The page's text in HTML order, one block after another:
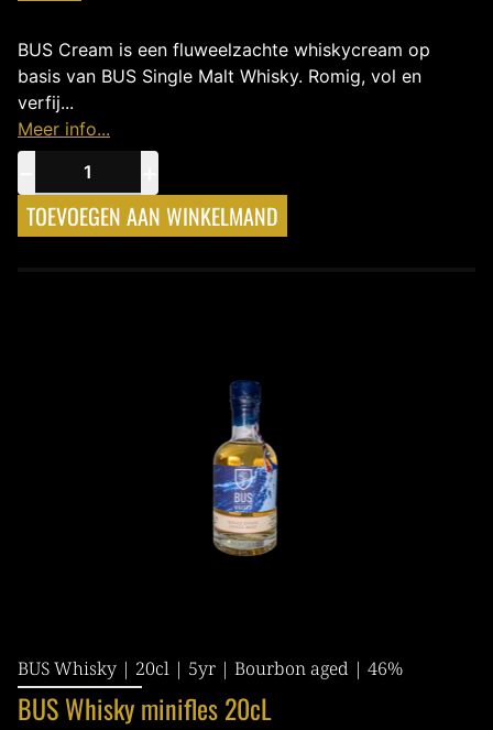
BUS Cream is een fluweelzachte whiskycream op
basis van BUS Single Malt Whisky. Romig, vol en
verfij...
Meer info...
TOEVOEGEN AAN WINKELMAND
BUS Whisky | 20cl | 5yr | Bourbon aged | 46%
BUS Whisky minifles 20cL